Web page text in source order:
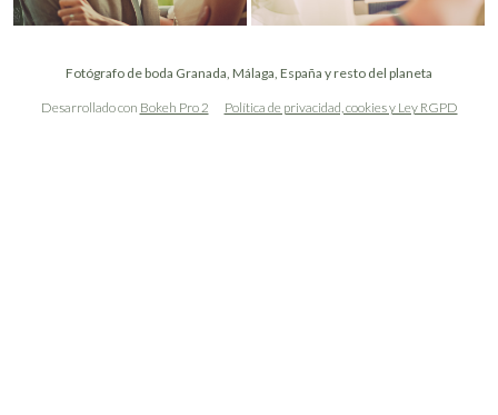
Fotógrafo de boda Granada, Málaga, España y resto del planeta
Desarrollado con Bokeh Pro 2 Política de privacidad, cookies y Ley RGPD